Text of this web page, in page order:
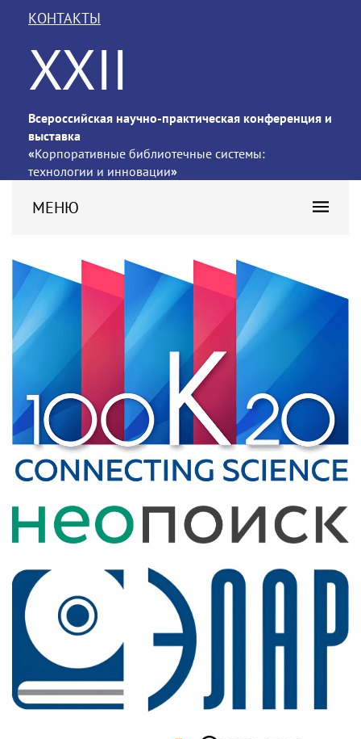
КОНТАКТЫ
XXII
Всероссийская научно-практическая конференция и
выставка
«Корпоративные библиотечные системы:
технологии и инновации»
МЕНЮ